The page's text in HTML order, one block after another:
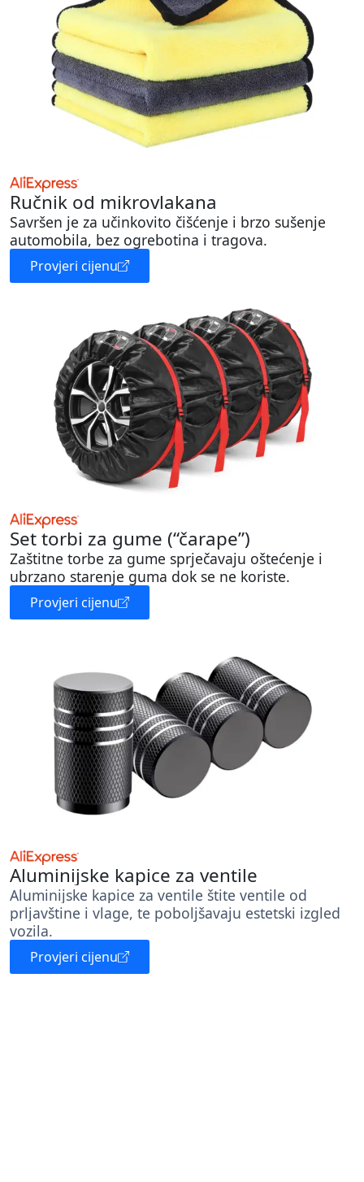
Ručnik od mikrovlakana
Savršen je za učinkovito čišćenje i brzo sušenje
automobila, bez ogrebotina i tragova.
Provjeri cijenu
Set torbi za gume (“čarape”)
Zaštitne torbe za gume sprječavaju oštećenje i
ubrzano starenje guma dok se ne koriste.
Provjeri cijenu
Aluminijske kapice za ventile
Aluminijske kapice za ventile štite ventile od
prljavštine i vlage, te poboljšavaju estetski izgled
vozila.
Provjeri cijenu